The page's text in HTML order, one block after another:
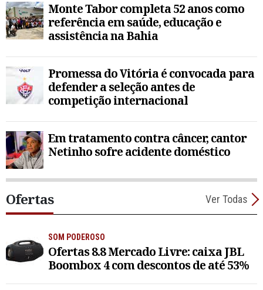
Monte Tabor completa 52 anos como
referência em saúde, educação e
assistência na Bahia
Promessa do Vitória é convocada para
defender a seleção antes de
competição internacional
Em tratamento contra câncer, cantor
Netinho sofre acidente doméstico
Ofertas Ver Todas
SOM PODEROSO
Ofertas 8.8 Mercado Livre: caixa JBL
Boombox 4 com descontos de até 53%